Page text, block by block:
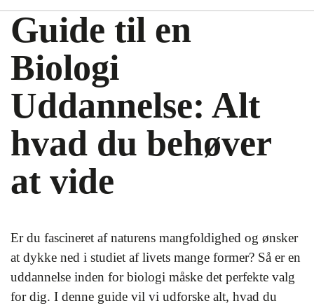
Guide til en
Biologi
Uddannelse: Alt
hvad du behøver
at vide
Er du fascineret af naturens mangfoldighed og ønsker
at dykke ned i studiet af livets mange former? Så er en
uddannelse inden for biologi måske det perfekte valg
for dig. I denne guide vil vi udforske alt, hvad du